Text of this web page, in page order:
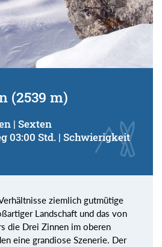
(2539 m)
| Sexten
03:00 Std. | Schwierigkeit
ziemlich gutmütige
Landschaft und das von
die Drei Zinnen im oberen
eine grandiose Szenerie. Der